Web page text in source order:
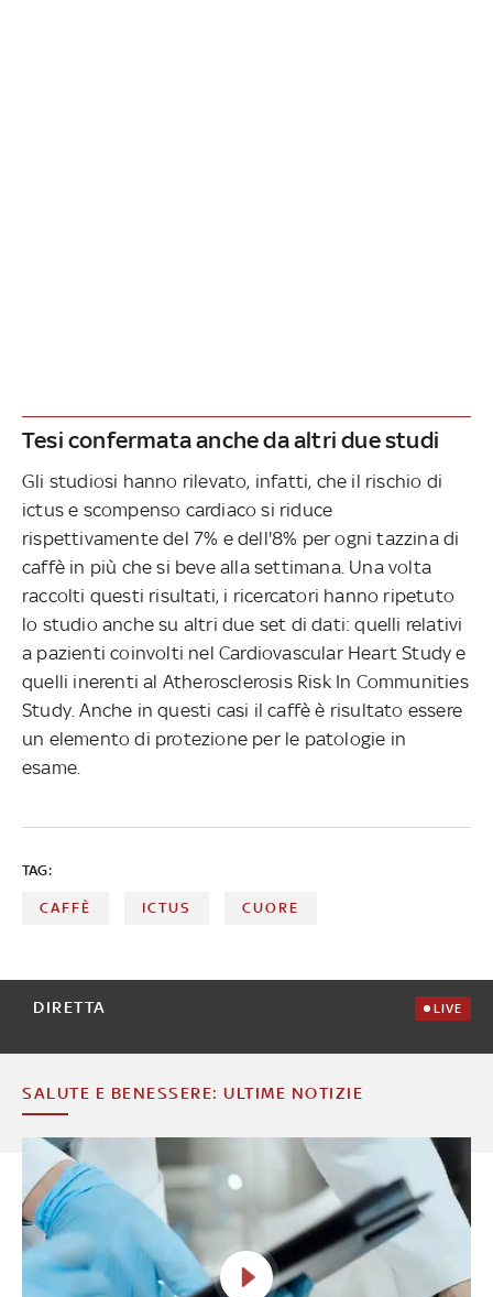
Tesi confermata anche da altri due studi
Gli studiosi hanno rilevato, infatti, che il rischio di
ictus e scompenso cardiaco si riduce
rispettivamente del 7% e dell'8% per ogni tazzina di
caffè in più che si beve alla settimana. Una volta
raccolti questi risultati, i ricercatori hanno ripetuto
lo studio anche su altri due set di dati: quelli relativi
a pazienti coinvolti nel Cardiovascular Heart Study e
quelli inerenti al Atherosclerosis Risk In Communities
Study. Anche in questi casi il caffè è risultato essere
un elemento di protezione per le patologie in
esame.
TAG:
CAFFÈ ICTUS CUORE
DIRETTA LIVE
SALUTE E BENESSERE: ULTIME NOTIZIE